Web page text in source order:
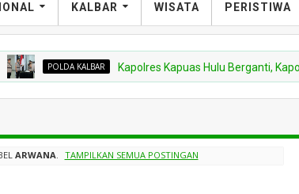
KALBAR WISATA PERISTIWA
POLDA KALBAR Kapolres Kapuas Hulu Berganti, Kapolda
ARWANA. TAMPILKAN SEMUA POSTINGAN